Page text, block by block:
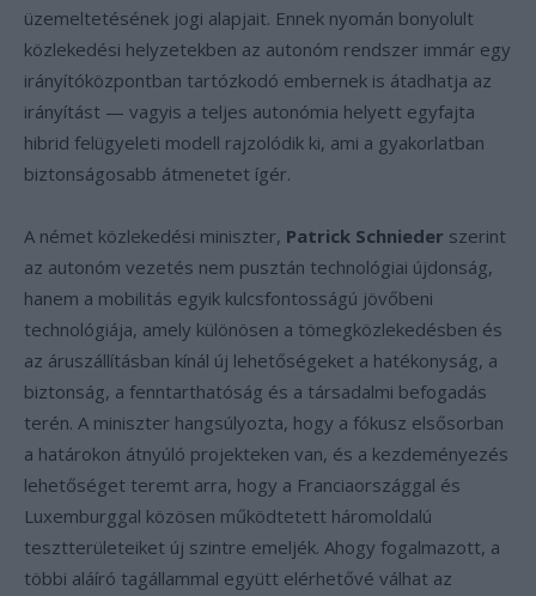
üzemeltetésének jogi alapjait. Ennek nyomán bonyolult
közlekedési helyzetekben az autonóm rendszer immár egy
irányítóközpontban tartózkodó embernek is átadhatja az
irányítást — vagyis a teljes autonómia helyett egyfajta
hibrid felügyeleti modell rajzolódik ki, ami a gyakorlatban
biztonságosabb átmenetet ígér.
A német közlekedési miniszter, Patrick Schnieder szerint
az autonóm vezetés nem pusztán technológiai újdonság,
hanem a mobilitás egyik kulcsfontosságú jövőbeni
technológiája, amely különösen a tömegközlekedésben és
az áruszállításban kínál új lehetőségeket a hatékonyság, a
biztonság, a fenntarthatóság és a társadalmi befogadás
terén. A miniszter hangsúlyozta, hogy a fókusz elsősorban
a határokon átnyúló projekteken van, és a kezdeményezés
lehetőséget teremt arra, hogy a Franciaországgal és
Luxemburggal közösen működtetett háromoldalú
tesztterületeiket új szintre emeljék. Ahogy fogalmazott, a
többi aláíró tagállammal együtt elérhetővé válhat az